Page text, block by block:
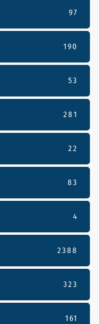
97
190
53
281
22
83
4
2388
323
161